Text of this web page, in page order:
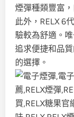
煙彈種類豐富
此外，RELX 6
驗較為舒適。
追求便捷和品
的選擇。